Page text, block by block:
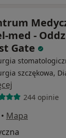
med -
Gate
szczękowa,
244 opinie
• Mapa